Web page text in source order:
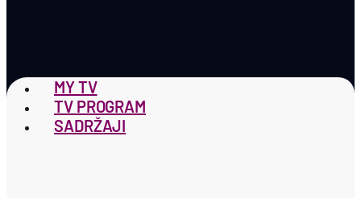
MY TV
TV PROGRAM
SADRŽAJI